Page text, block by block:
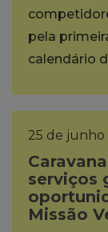
pela
calendário
25 de junho
serviços
Missão